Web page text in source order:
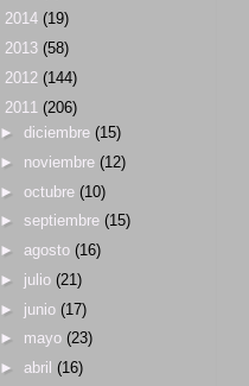
2014 (19)
2013 (58)
2012 (144)
2011 (206)
► diciembre (15)
► noviembre (12)
► octubre (10)
► septiembre (15)
► agosto (16)
► julio (21)
► junio (17)
► mayo (23)
► abril (16)